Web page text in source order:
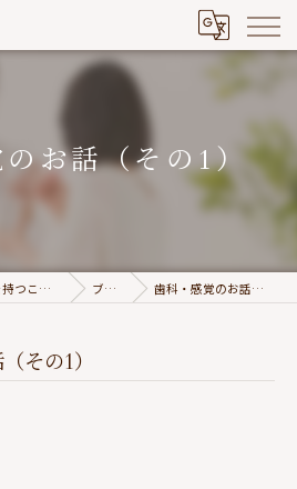
お話（その1）
府中市の歯医者は高い志を持つこすが歯科医院 ブログ 歯科・感覚のお話（その1）
その1）